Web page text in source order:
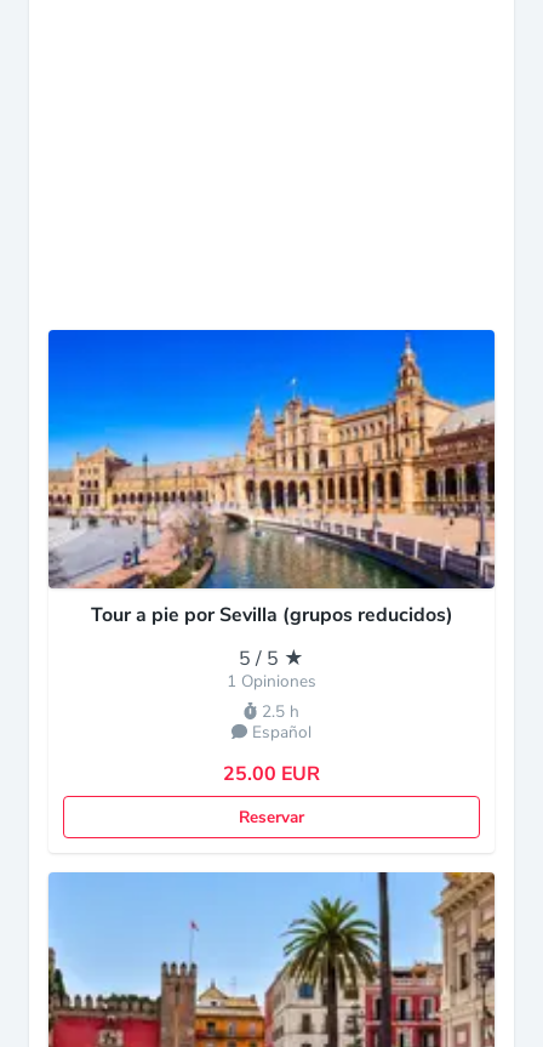
Tour a pie por Sevilla (grupos reducidos)
5 / 5 ★
1 Opiniones
2.5 h
Español
25.00 EUR
Reservar